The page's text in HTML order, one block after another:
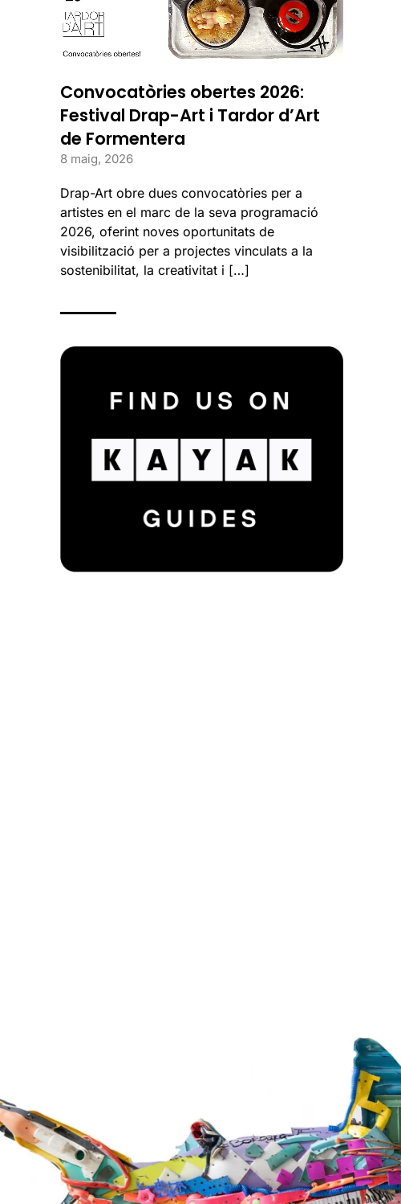
Convocatòries obertes 2026:
Festival Drap-Art i Tardor d’Art
de Formentera
8 maig, 2026
Drap-Art obre dues convocatòries per a
artistes en el marc de la seva programació
2026, oferint noves oportunitats de
visibilització per a projectes vinculats a la
sostenibilitat, la creativitat i […]